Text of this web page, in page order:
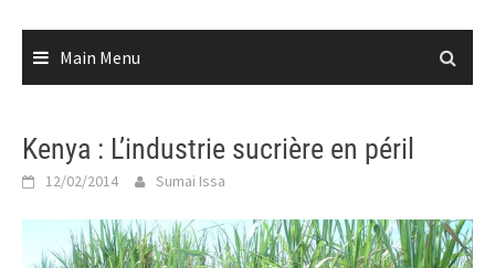
Main Menu
Kenya : L’industrie sucrière en péril
12/02/2014 Sumai Issa